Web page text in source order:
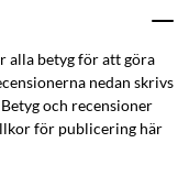
syns tydligt även i
tar
alla betyg för att göra
nedan skrivs
och recensioner
för publicering här